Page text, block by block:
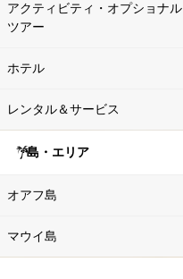
アクティビティ・オプショナル
ツアー
ホテル
レンタル＆サービス
島・エリア
オアフ島
マウイ島